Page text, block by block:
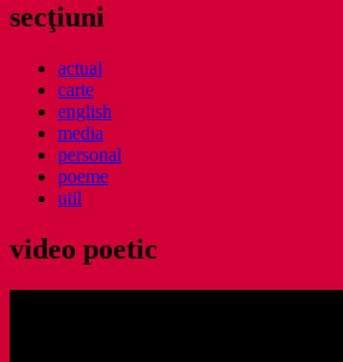
secţiuni
actual
carte
english
media
personal
poeme
util
video poetic